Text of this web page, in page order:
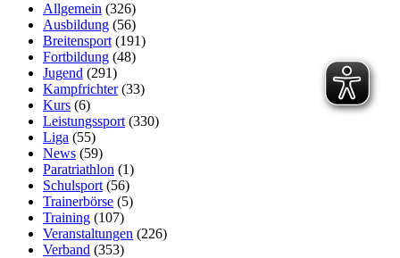
Allgemein (326)
Ausbildung (56)
Breitensport (191)
Fortbildung (48)
Jugend (291)
Kampfrichter(33)
Kurs (6)
Leistungssport (330)
Liga (55)
News (59)
Paratriathlon (1)
Schulsport (56)
Trainerbörse (5)
Training (107)
Veranstaltungen (226)
Verband (353)